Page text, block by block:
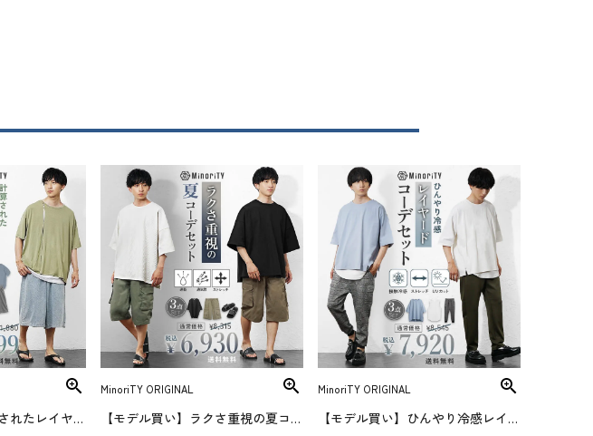
【モデル買い】計算されたレイヤードコーデセット(送料無料)
MinoriTY ORIGINAL
【モデル買い】ラクさ重視の夏コーデセット(送料無料)
MinoriTY ORIGINAL
【モデル買い】ひんやり冷感レイヤードコーデセット(送料無料)